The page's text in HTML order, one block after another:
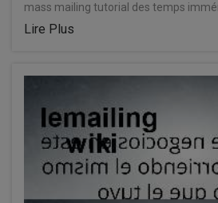
mass mailing tutorial des temps
Lire Plus